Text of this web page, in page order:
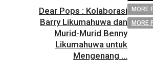
Dear Pops : Kolaborasi
Barry Likumahuwa dan
Murid-Murid Benny
Likumahuwa untuk
Mengenang ...
MORE
MORE